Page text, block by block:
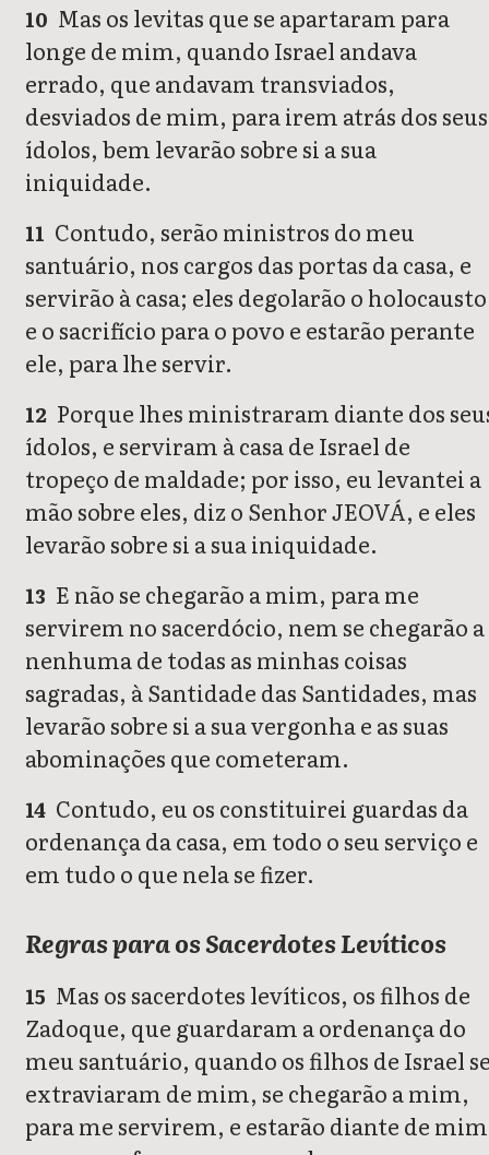
10 Mas os levitas que se apartaram para
longe de mim, quando Israel andava
errado, que andavam transviados,
desviados de mim, para irem atrás dos seus
ídolos, bem levarão sobre si a sua
iniquidade.
11 Contudo, serão ministros do meu
santuário, nos cargos das portas da casa, e
servirão à casa; eles degolarão o holocausto
e o sacrifício para o povo e estarão perante
ele, para lhe servir.
12 Porque lhes ministraram diante dos
ídolos, e serviram à casa de Israel de
tropeço de maldade; por isso, eu levantei a
mão sobre eles, diz o Senhor JEOVÁ, e eles
levarão sobre si a sua iniquidade.
13 E não se chegarão a mim, para me
servirem no sacerdócio, nem se chegarão a
nenhuma de todas as minhas coisas
sagradas, à Santidade das Santidades, mas
levarão sobre si a sua vergonha e as suas
abominações que cometeram.
14 Contudo, eu os constituirei guardas da
ordenança da casa, em todo o seu serviço e
em tudo o que nela se fizer.
Regras para os Sacerdotes Levíticos
15 Mas os sacerdotes levíticos, os filhos de
Zadoque, que guardaram a ordenança do
meu santuário, quando os filhos de Israel
extraviaram de mim, se chegarão a mim,
para me servirem, e estarão diante de